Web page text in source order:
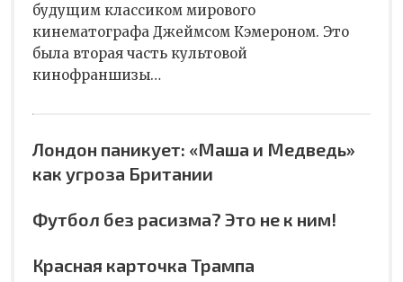
будущим классиком мирового
кинематографа Джеймсом Кэмероном. Это
была вторая часть культовой
кинофраншизы…
Лондон паникует: «Маша и Медведь»
как угроза Британии
Футбол без расизма? Это не к ним!
Красная карточка Трампа